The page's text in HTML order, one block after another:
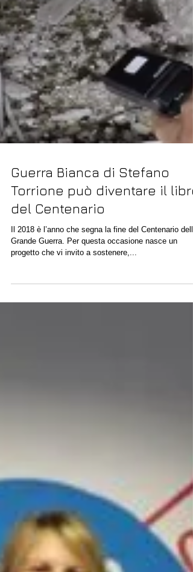
Guerra Bianca di Stefano
Torrione può diventare il libro
del Centenario
Il 2018 è l’anno che segna la fine del Centenario della